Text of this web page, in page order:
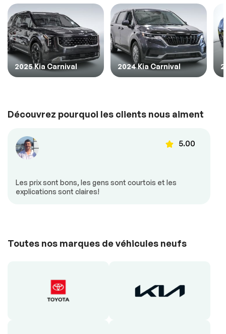
2025 Kia Carnival 2024 Kia Carnival
Découvrez pourquoi les clients nous aiment
5.00
Les prix sont bons, les gens sont courtois et les
explications sont claires!
Toutes nos marques de véhicules neufs